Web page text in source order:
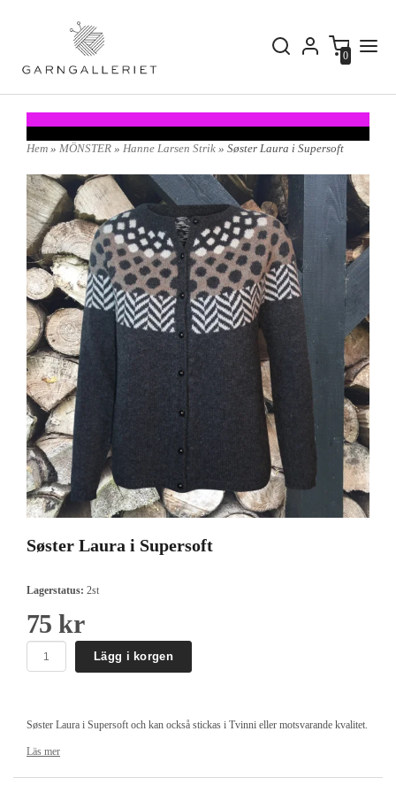
0
Hem » MÖNSTER » Hanne Larsen Strik » Søster Laura i Supersoft
Søster Laura i Supersoft
Lagerstatus: 2st
75 kr
Lägg i korgen
Søster Laura i Supersoft och kan också stickas i Tvinni eller motsvarande kvalitet.
Design Hanne Larsen och beskrivningen kan enbart köpas tillsammans med
Läs mer